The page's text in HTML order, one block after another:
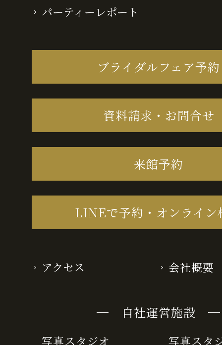
パーティーレポート
ブライダルフェア予約
資料請求・お問合せ
来館予約
LINEで予約・オンライン
アクセス 会社概要
─ 自社運営施設 ─
写真スタジオ 写真スタ